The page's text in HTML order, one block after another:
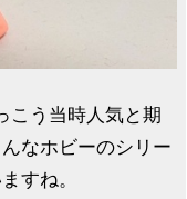
こう当時人気と期
なホビーのシリー
すね。